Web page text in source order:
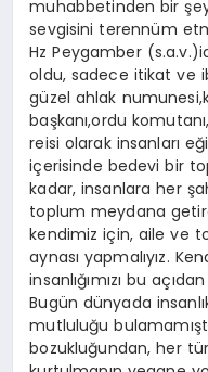
muhabbetinden bir
sevgisini terennüm
Hz Peygamber
oldu, sadece itikat ve
güzel ahlak
başkanı,ordu
reisi olarak insanları
içerisinde bedevi bir
kadar, insanlara her
toplum meydana
kendimiz için, aile ve
aynası yapmalıyız.
insanlığımızı bu
Bugün dünyada
mutluluğu
bozukluğundan, her